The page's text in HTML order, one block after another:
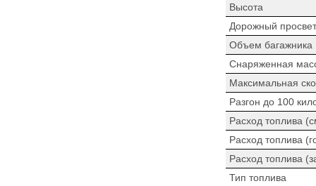
Высота
Дорожный просвет
Объем багажника
Снаряженная
Максимальная
Разгон до 100
Расход топлива
Расход топлива
Расход топлива
Тип топлива